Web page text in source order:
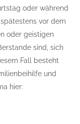
oder während
vor dem
oder geistigen
sind, sich
Fall besteht
und
hier: